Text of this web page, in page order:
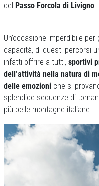
del Passo Forcola di Livigno
Un’occasione imperdibile
capacità, di questi percorsi
infatti offrire a tutti, sportivi
dell’attività nella natura di
delle emozioni che si
splendide sequenze di
più belle montagne italiane.